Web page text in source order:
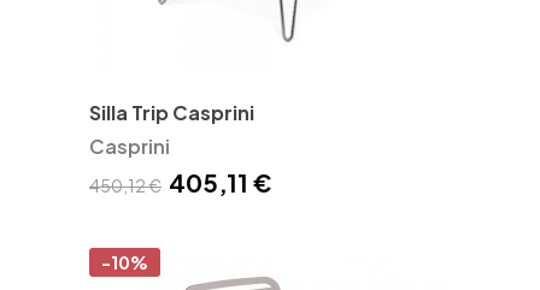
Silla Trip Casprini
Casprini
450,12 € 405,11 €
-10%